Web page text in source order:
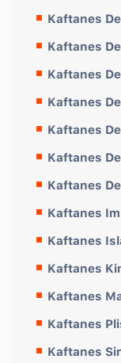
Kaftanes
Kaftanes
Kaftanes
Kaftanes
Kaftanes
Kaftanes
Kaftanes
Kaftanes
Kaftanes
Kaftanes
Kaftanes
Kaftanes
Kaftanes